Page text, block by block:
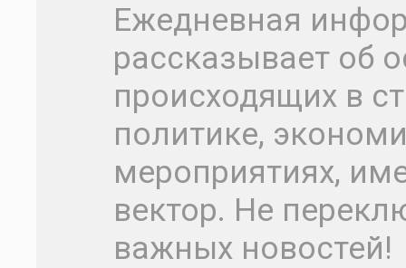
Ежедневная
рассказывает об
происходящих в
политике,
мероприятиях,
вектор. Не
важных новостей!